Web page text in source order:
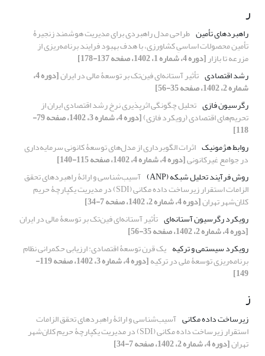
ر
راهبردهای تأمین طراحی مدل راهبردی برای مدیریت هوشمند زنجیرۀ
تأمین محصولات اساسیِ کشاورزی، با هدف بهبود فرایند برنامه‌‏ریزی از
مزرعه تا بازار[دوره 4، شماره 1، 1402، صفحه 137-178]
رشد اقتصادی تأثیر آستانه‌‏ای فین‌‏تک بر توسعۀ مالی در ایران [دوره 4،
شماره 2، 1402، صفحه 35-56]
رگرسیون فازی تحلیل چگونگی اثرپذیری نرخ رشد اقتصادی ایران از
تحریم‌های اقتصادی (رویکرد فازی) [دوره 4، شماره 3، 1402، صفحه 79-
118]
روابط هژمونیک اثرات الگوبرداری از مدل‌های توسعۀ کانونی سرمایه‌داری
در جوامع غیرکانونی[دوره 4، شماره 4، 1402، صفحه 115-140]
روش فرآیند تحلیل شبکه (ANP)
آسیب‌شناسی و ارائۀ راهبردهای تحقق
الزامات استقرار زیرساخت داده مکانی (SDI) در مدیریت یکپارچۀ حریم
کلان‌شهر تهران[دوره 4، شماره 2، 1402، صفحه 7-34]
رویکرد رگرسیون آستانه‌ای تأثیر آستانه‌‏ای فین‌‏تک بر توسعۀ مالی در ایران
[دوره 4، شماره 2، 1402، صفحه 35-56]
رویکرد سیستمی و ترکیه یک قرن توسعۀ اقتصادی: ارزیابی حکمرانی نظام
برنامه‌ریزی توسعۀ ملی در ترکیه [دوره 4، شماره 3، 1402، صفحه 119-
149]
ز
زیرساخت داده مکانی آسیب‌شناسی و ارائۀ راهبردهای تحقق الزامات
استقرار زیرساخت داده مکانی (SDI) در مدیریت یکپارچۀ حریم کلان‌شهر
تهران[دوره 4، شماره 2، 1402، صفحه 7-34]